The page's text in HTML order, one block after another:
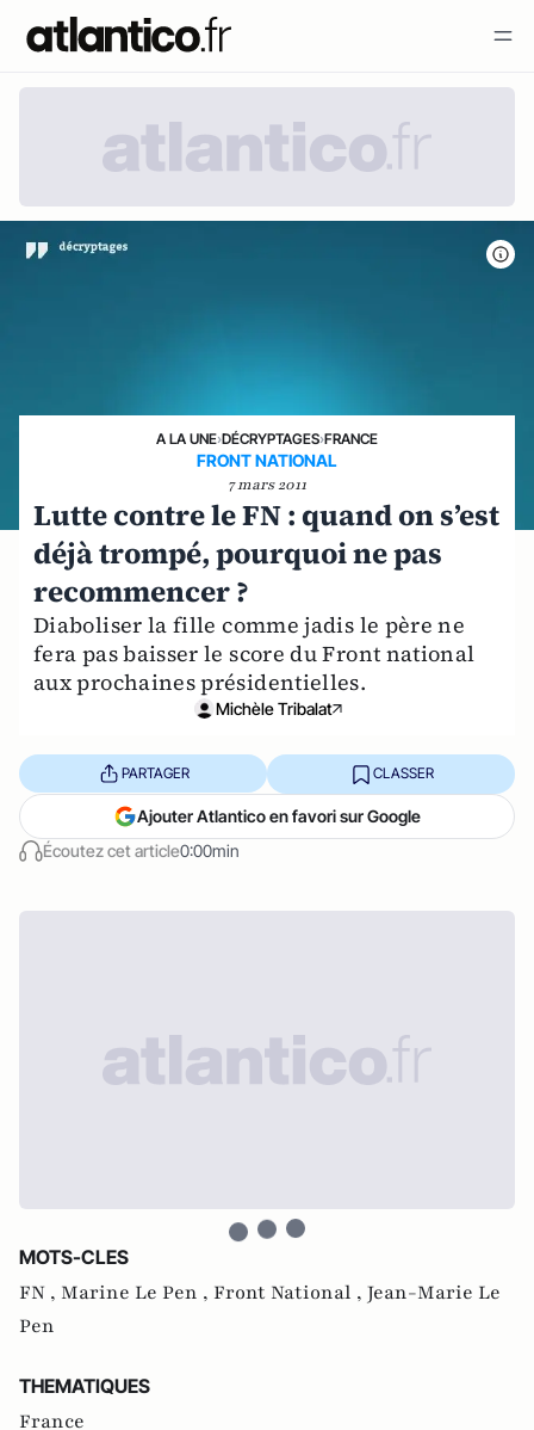
A LA UNE›DÉCRYPTAGES›FRANCE
FRONT NATIONAL
7 mars 2011
Lutte contre le FN : quand on s’est
déjà trompé, pourquoi ne pas
recommencer ?
Diaboliser la fille comme jadis le père ne
fera pas baisser le score du Front national
aux prochaines présidentielles.
Michèle Tribalat
Écoutez cet article0:00min
PARTAGER CLASSER
Ajouter Atlantico en favori sur Google
MOTS-CLES
FN , Marine Le Pen , Front National , Jean-Marie Le
Pen
THEMATIQUES
France